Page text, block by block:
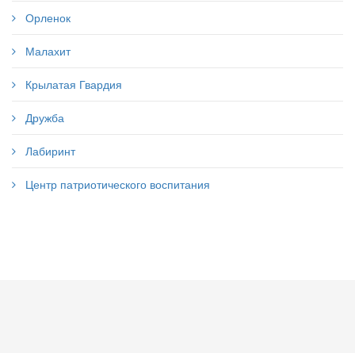
Орленок
Малахит
Крылатая Гвардия
Дружба
Лабиринт
Центр патриотического воспитания